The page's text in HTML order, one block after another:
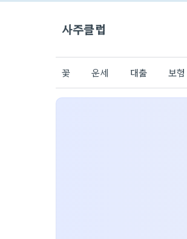
사주클럽
꽃 운세 대출 보험